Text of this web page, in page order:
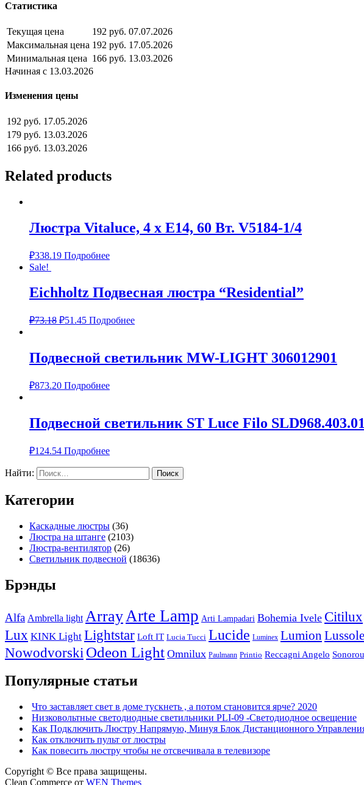
Статистика
Текущая цена 192 руб. 07.07.2026
Максимальная цена 192 руб. 17.05.2026
Минимальная цена 166 руб. 13.03.2026
Начиная с 13.03.2026
Изменения цены
192 руб. 17.05.2026
179 руб. 13.03.2026
166 руб. 13.03.2026
Related products
Люстра Vitaluce, 4 х Е14, 60 Вт. V5184-1/4
₽338.19 Подробнее
Sale!
Eichholtz Подвесная люстра “Residential”
₽73.18 ₽51.45 Подробнее
Подвесной светильник MW-LIGHT 306012901
₽873.20 Подробнее
Подвесной светильник ST Luce Filo SLD968.403.01
₽124.54 Подробнее
Найти:
Категории
Каскадные люстры (36)
Люстра на штанге (2103)
Люстра-вентилятор (26)
Светильник подвесной (18636)
Брэнды
Alfa Ambrella light Array Arte Lamp Arti Lampadari Bohemia Ivele Citilux
Lux KINK Light Lightstar Loft IT Lucia Tucci Lucide Luminex Lumion Lussole
Nowodvorski Odeon Light Omnilux Paulmann Printio Reccagni Angelo
Популярные статьи
Что заставляет свет в доме тускнеть , а потом становится ярче? 2020
Низковольтные светодиодные светильники PLI-09 -Светодиодное освещение
Как Подключить Люстру Напрямую, Минуя Блок Дистанционного
Как отключить пульт от люстры
Как повесить люстру чтобы не отсвечивала в телевизоре
Copyright © Все права защищены.
Clean Commerce от WEN Themes